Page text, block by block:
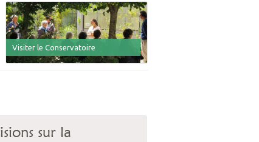
Visiter le Conservatoire
sur la